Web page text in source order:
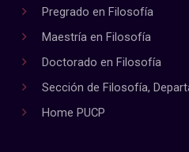
Pregrado en Filosofía
Maestría en Filosofía
Doctorado en Filosofía
Sección de Filosofía,
Home PUCP